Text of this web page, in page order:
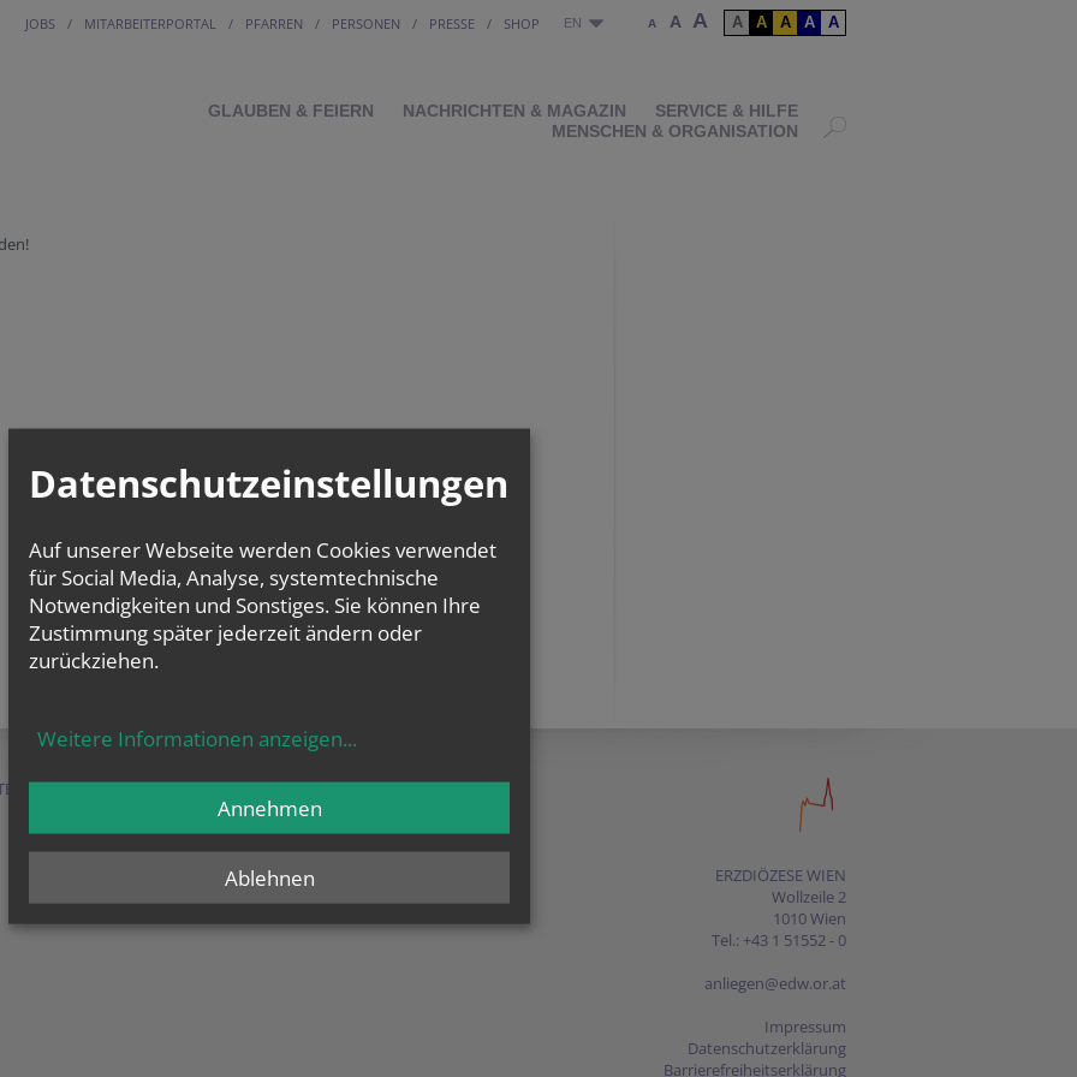
JOBS MITARBEITERPORTAL PFARREN PERSONEN PRESSE SHOP EN A A A A A A A A
GLAUBEN & FEIERN NACHRICHTEN & MAGAZIN
SERVICE & HILFE
MENSCHEN & ORGANISATION
&
SERVICE &
MENSCHEN &
ERZDIÖZESE WIEN
Wollzeile 2
1010 Wien
Tel.: +43 1 51552 - 0
anliegen@edw.or.at
Impressum
Datenschutzerklärung
Barrierefreiheitserklärung
Datenschutzeinstellungen
Auf unserer Webseite werden Cookies verwendet
für Social Media, Analyse, systemtechnische
Notwendigkeiten und Sonstiges. Sie können Ihre
Zustimmung später jederzeit ändern oder
zurückziehen.
Weitere Informationen anzeigen...
Ablehnen
Annehmen